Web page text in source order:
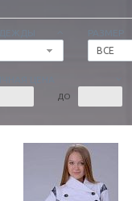
ВСЕ
ДО